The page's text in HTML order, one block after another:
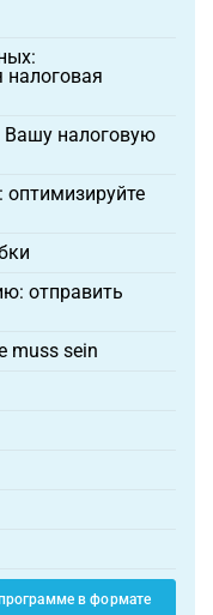
налоговая
Вашу налоговую
отправить
muss sein
в формате